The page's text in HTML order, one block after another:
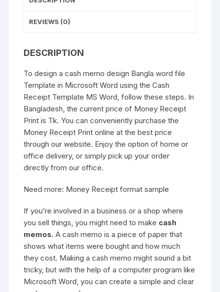
doc
REVIEWS (0)
DESCRIPTION
To design a cash memo design Bangla word file
Template in Microsoft Word using the Cash
Receipt Template MS Word, follow these steps. In
Bangladesh, the current price of Money Receipt
Print is Tk. You can conveniently purchase the
Money Receipt Print online at the best price
through our website. Enjoy the option of home or
office delivery, or simply pick up your order
directly from our office.
Need more: Money Receipt format sample
If you’re involved in a business or a shop where
you sell things, you might need to make cash
memos. A cash memo is a piece of paper that
shows what items were bought and how much
they cost. Making a cash memo might sound a bit
tricky, but with the help of a computer program like
Microsoft Word, you can create a simple and clear